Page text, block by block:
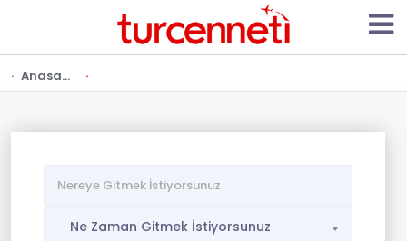
Anasayfa
Ne Zaman Gitmek İstiyorsunuz